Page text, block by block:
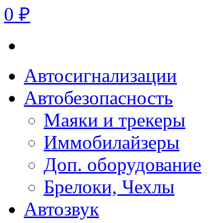
0 ₽
Автосигнализации
Автобезопасность
Маяки и трекеры
Иммобилайзеры
Доп. оборудование
Брелоки, Чехлы
Автозвук